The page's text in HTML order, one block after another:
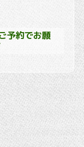
予約でお願